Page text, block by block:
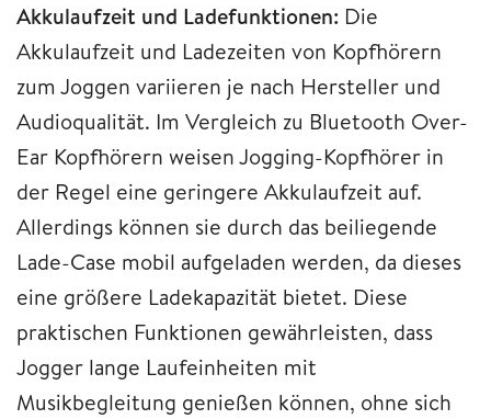
Akkulaufzeit und Ladefunktionen: Die
Akkulaufzeit und Ladezeiten von Kopfhörern
zum Joggen variieren je nach Hersteller und
Audioqualität. Im Vergleich zu Bluetooth Over-
Ear Kopfhörern weisen Jogging-Kopfhörer in
der Regel eine geringere Akkulaufzeit auf.
Allerdings können sie durch das beiliegende
Lade-Case mobil aufgeladen werden, da dieses
eine größere Ladekapazität bietet. Diese
praktischen Funktionen gewährleisten, dass
Jogger lange Laufeinheiten mit
Musikbegleitung genießen können, ohne sich